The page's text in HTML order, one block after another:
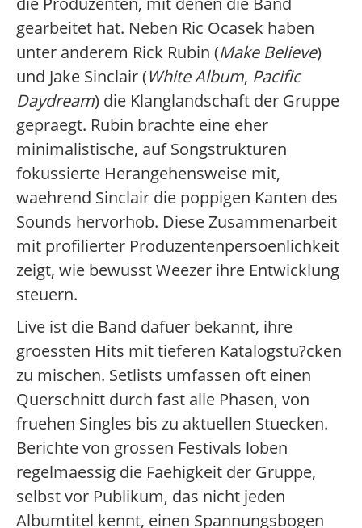
gearbeitet hat. Neben Ric Ocasek haben
unter anderem Rick Rubin (Make Believe)
und Jake Sinclair (White Album, Pacific
Daydream) die Klanglandschaft der Gruppe
gepraegt. Rubin brachte eine eher
minimalistische, auf Songstrukturen
fokussierte Herangehensweise mit,
waehrend Sinclair die poppigen Kanten des
Sounds hervorhob. Diese Zusammenarbeit
mit profilierter Produzentenpersoenlichkeit
zeigt, wie bewusst Weezer ihre Entwicklung
steuern.
Live ist die Band dafuer bekannt, ihre
groessten Hits mit tieferen Katalogstu?cken
zu mischen. Setlists umfassen oft einen
Querschnitt durch fast alle Phasen, von
fruehen Singles bis zu aktuellen Stuecken.
Berichte von grossen Festivals loben
regelmaessig die Faehigkeit der Gruppe,
selbst vor Publikum, das nicht jeden
Albumtitel kennt, einen Spannungsbogen